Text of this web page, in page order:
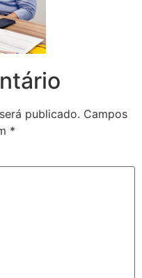
publicado. Campos
*